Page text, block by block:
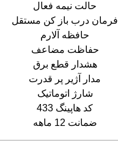
حالت نیمه فعال
فرمان درب باز کن مستقل
حافظه آلارم
حفاظت مضاعف
هشدار قطع برق
مدار آژیر پر قدرت
شارژ اتوماتیک
کد هاپینگ 433
ضمانت 12 ماهه